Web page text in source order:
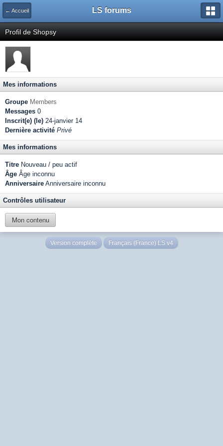
← Accueil LS forums
Profil de Shopsy
Mes informations
Groupe Members
Messages 0
Inscrit(e) (le) 24-janvier 14
Dernière activité Privé
Mes informations
Titre Nouveau / peu actif
Âge Âge inconnu
Anniversaire Anniversaire inconnu
Contrôles utilisateur
Mon contenu
Version complète Français (France) LS v4